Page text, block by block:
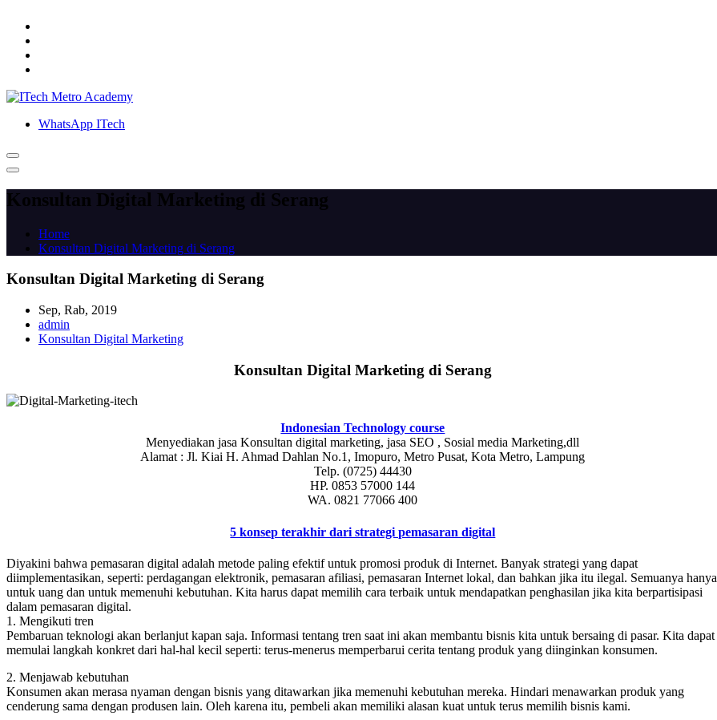
WhatsApp ITech
Konsultan Digital Marketing di Serang
Home
Konsultan Digital Marketing di Serang
Konsultan Digital Marketing di Serang
Sep, Rab, 2019
admin
Konsultan Digital Marketing
Konsultan Digital Marketing di Serang
Indonesian Technology course
Menyediakan jasa Konsultan digital marketing, jasa SEO , Sosial media Marketing,dll
Alamat : Jl. Kiai H. Ahmad Dahlan No.1, Imopuro, Metro Pusat, Kota Metro, Lampung
Telp. (0725) 44430
HP. 0853 57000 144
WA. 0821 77066 400
5 konsep terakhir dari strategi pemasaran digital
Diyakini bahwa pemasaran digital adalah metode paling efektif untuk promosi produk di Internet. Banyak strategi yang dapat
diimplementasikan, seperti: perdagangan elektronik, pemasaran afiliasi, pemasaran Internet lokal, dan bahkan jika itu ilegal. Semuanya hanya
untuk uang dan untuk memenuhi kebutuhan. Kita harus dapat memilih cara terbaik untuk mendapatkan penghasilan jika kita berpartisipasi
dalam pemasaran digital.
1. Mengikuti tren
Pembaruan teknologi akan berlanjut kapan saja. Informasi tentang tren saat ini akan membantu bisnis kita untuk bersaing di pasar. Kita dapat
memulai langkah konkret dari hal-hal kecil seperti: terus-menerus memperbarui cerita tentang produk yang diinginkan konsumen.
2. Menjawab kebutuhan
Konsumen akan merasa nyaman dengan bisnis yang ditawarkan jika memenuhi kebutuhan mereka. Hindari menawarkan produk yang
cenderung sama dengan produsen lain. Oleh karena itu, pembeli akan memiliki alasan kuat untuk terus memilih bisnis kami.